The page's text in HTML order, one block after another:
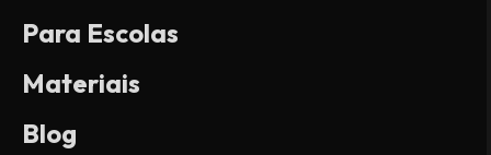
Para Escolas
Materiais
Blog